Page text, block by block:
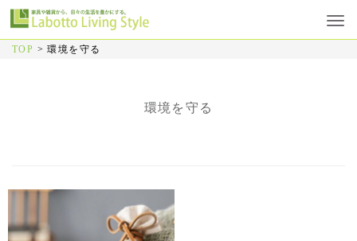
TOP >環境を守る
環境を守る